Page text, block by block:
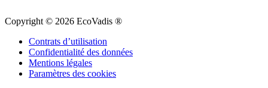
Copyright © 2026 EcoVadis ®
Contrats d’utilisation
Confidentialité des données
Mentions légales
Paramètres des cookies